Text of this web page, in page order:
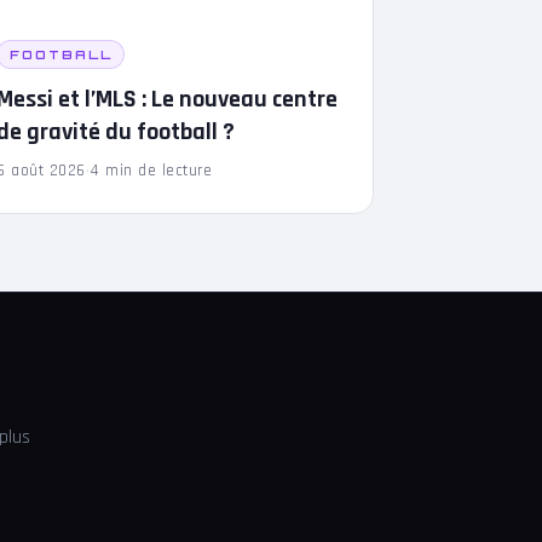
FOOTBALL
et l’MLS : Le nouveau centre
gravité du football ?
août 2026·4 min de lecture